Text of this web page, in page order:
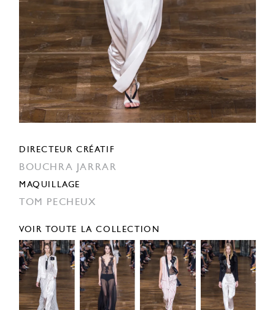
DIRECTEUR CRÉATIF
BOUCHRA JARRAR
MAQUILLAGE
TOM PECHEUX
VOIR TOUTE LA COLLECTION